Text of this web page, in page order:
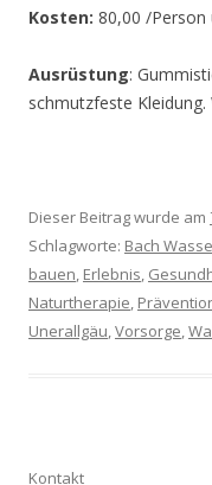
Kosten: 80,00 /Person
Ausrüstung:
schmutzfeste
Dieser Beitrag wurde am
Schlagworte: Bach
bauen, Erlebnis,
Naturtherapie,
Unerallgäu,Vorsorge,
Kontakt